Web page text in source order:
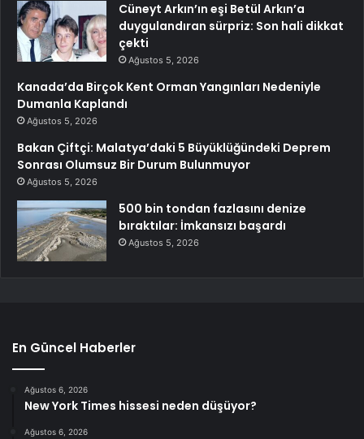
Cüneyt Arkın’ın eşi Betül Arkın’a
duygulandıran sürpriz: Son hali dikkat
çekti
Ağustos 5, 2026
Kanada’da Birçok Kent Orman Yangınları Nedeniyle
Dumanla Kaplandı
Ağustos 5, 2026
Bakan Çiftçi: Malatya’daki 5 Büyüklüğündeki Deprem
Sonrası Olumsuz Bir Durum Bulunmuyor
Ağustos 5, 2026
500 bin tondan fazlasını denize
bıraktılar: İmkansızı başardı
Ağustos 5, 2026
En Güncel Haberler
Ağustos 6, 2026
New York Times hissesi neden düşüyor?
Ağustos 6, 2026